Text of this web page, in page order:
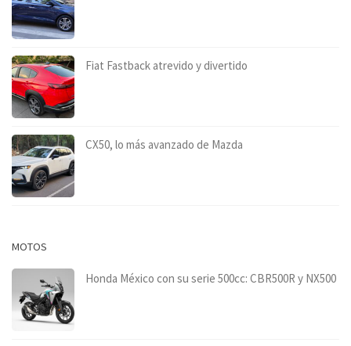
Fiat Fastback atrevido y divertido
CX50, lo más avanzado de Mazda
MOTOS
Honda México con su serie 500cc: CBR500R y NX500